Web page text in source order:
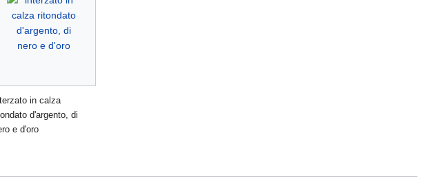
in calza
d'argento, di
e d'oro